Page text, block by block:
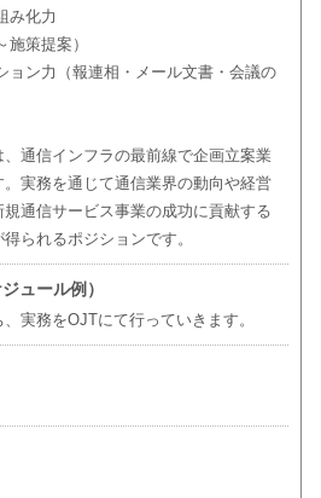
み化力
施策提案）
ョン力（報連相・メール文書・会議の
通信インフラの最前線で企画立案業
実務を通じて通信業界の動向や経営
通信サービス事業の成功に貢献する
られるポジションです。
ュール例）
実務をOJTにて行っていきます。